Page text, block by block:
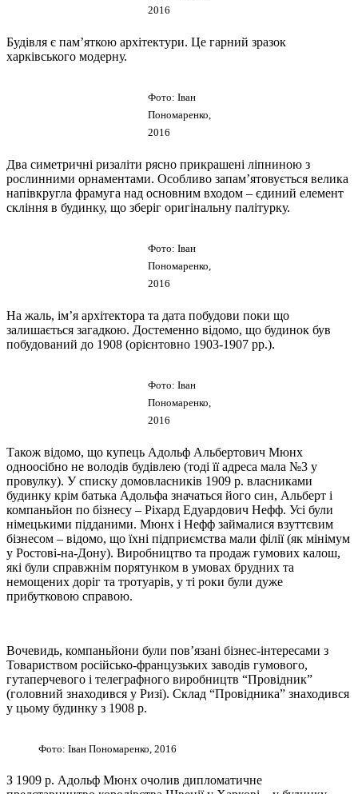
2016
Будівля є пам’яткою архітектури. Це гарний зразок
харківського модерну.
Фото: Іван
Пономаренко,
2016
Два симетричні ризаліти рясно прикрашені ліпниною з
рослинними орнаментами. Особливо запам’ятовується велика
напівкругла фрамуга над основним входом – єдиний елемент
скління в будинку, що зберіг оригінальну палітурку.
Фото: Іван
Пономаренко,
2016
На жаль, ім’я архітектора та дата побудови поки що
залишається загадкою. Достеменно відомо, що будинок був
побудований до 1908 (орієнтовно 1903-1907 рр.).
Фото: Іван
Пономаренко,
2016
Також відомо, що купець Адольф Альбертович Мюнх
одноосібно не володів будівлею (тоді її адреса мала №3 у
провулку). У списку домовласників 1909 р. власниками
будинку крім батька Адольфа значаться його син, Альберт і
компаньйон по бізнесу – Ріхард Едуардович Нефф. Усі були
німецькими підданими. Мюнх і Нефф займалися взуттєвим
бізнесом – відомо, що їхні підприємства мали філії (як мінімум
у Ростові-на-Дону). Виробництво та продаж гумових калош,
які були справжнім порятунком в умовах брудних та
немощених доріг та тротуарів, у ті роки були дуже
прибутковою справою.
Вочевидь, компаньйони були пов’язані бізнес-інтересами з
Товариством російсько-французьких заводів гумового,
гутаперчевого і телеграфного виробництв “Провідник”
(головний знаходився у Ризі). Склад “Провідника” знаходився
у цьому будинку з 1908 р.
Фото: Іван Пономаренко, 2016
З 1909 р. Адольф Мюнх очолив дипломатичне